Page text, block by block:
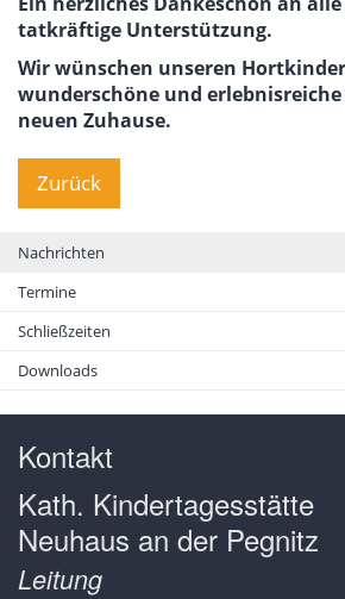
tatkräftige Unterstützung.
Wir wünschen unseren
wunderschöne und
neuen Zuhause.
Zurück
Nachrichten
Termine
Schließzeiten
Downloads
Kontakt
Kath. Kindertagesstätte
Neuhaus an der Pegnitz
Leitung